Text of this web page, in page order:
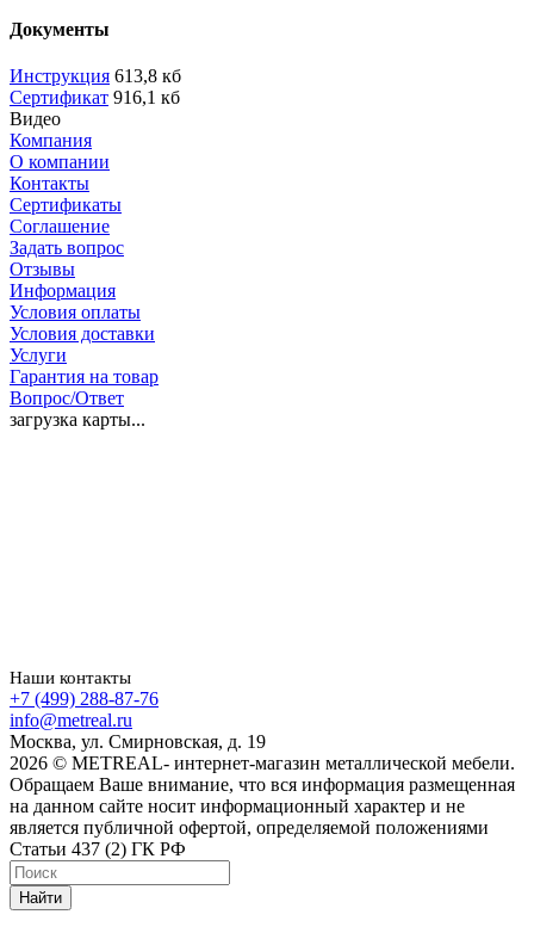
Документы
Инструкция 613,8 кб
Сертификат 916,1 кб
Видео
Компания
О компании
Контакты
Сертификаты
Соглашение
Задать вопрос
Отзывы
Информация
Условия оплаты
Условия доставки
Услуги
Гарантия на товар
Вопрос/Ответ
загрузка карты...
Наши контакты
+7 (499) 288-87-76
info@metreal.ru
Москва, ул. Смирновская, д. 19
2026 © METREAL- интернет-магазин металлической мебели.
Обращаем Ваше внимание, что вся информация размещенная
на данном сайте носит информационный характер и не
является публичной офертой, определяемой положениями
Статьи 437 (2) ГК РФ
Найти